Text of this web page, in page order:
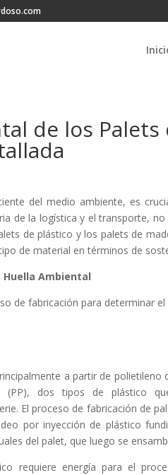
de los Palets
del medio ambiente, es
de la logística y el transporte,
de plástico y los palets de
de material en términos de
Huella Ambiental
de fabricación para determinar
a partir de polietileno
(PP), dos tipos de plástico
El proceso de fabricación de
por inyección de plástico
del palet, que luego se
requiere energía para el